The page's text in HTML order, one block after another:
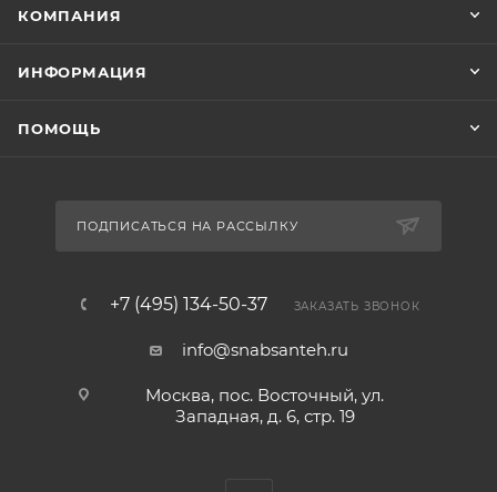
КОМПАНИЯ
ИНФОРМАЦИЯ
ПОМОЩЬ
ПОДПИСАТЬСЯ НА РАССЫЛКУ
+7 (495) 134-50-37 ЗАКАЗАТЬ ЗВОНОК
info@snabsanteh.ru
Москва, пос. Восточный, ул.
Западная, д. 6, стр. 19